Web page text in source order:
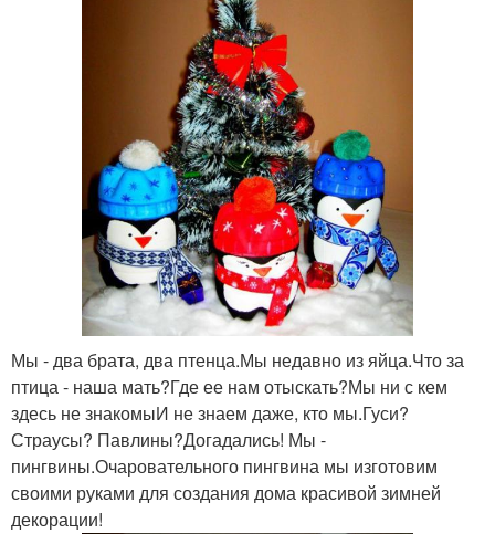
Мы - два брата, два птенца.Мы недавно из яйца.Что за
птица - наша мать?Где ее нам отыскать?Мы ни с кем
здесь не знакомыИ не знаем даже, кто мы.Гуси?
Страусы? Павлины?Догадались! Мы -
пингвины.Очаровательного пингвина мы изготовим
своими руками для создания дома красивой зимней
декорации!